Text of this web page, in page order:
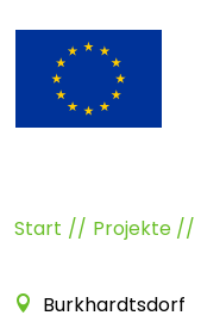
Start Projekte
Burkhardtsdorf